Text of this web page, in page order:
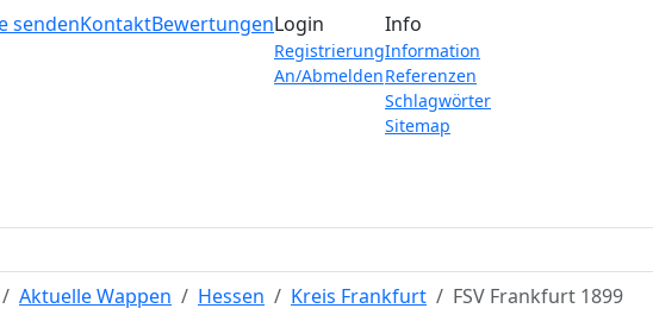
sendenKontaktBewertungenLogin
Registrierung
An/Abmelden
Info
Information
Referenzen
Schlagwörter
Sitemap
Aktuelle Wappen Hessen Kreis Frankfurt FSV Frankfurt 1899